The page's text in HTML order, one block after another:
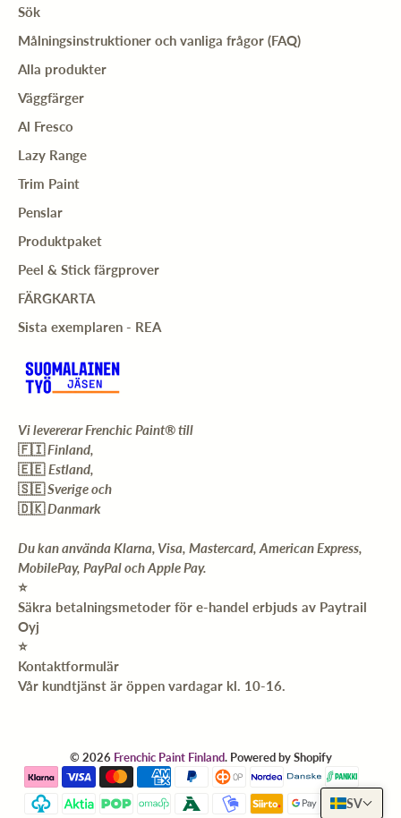
Sök
Målningsinstruktioner och vanliga frågor (FAQ)
Alla produkter
Väggfärger
Al Fresco
Lazy Range
Trim Paint
Penslar
Produktpaket
Peel & Stick färgprover
FÄRGKARTA
Sista exemplaren - REA
Vi levererar Frenchic Paint® till
🇫🇮Finland,
🇪🇪Estland,
🇸🇪Sverige och
🇩🇰Danmark
Du kan använda Klarna, Visa, Mastercard, American Express,
MobilePay, PayPal och Apple Pay.
⭐️
Säkra betalningsmetoder för e-handel erbjuds av Paytrail
Oyj
⭐️
Kontaktformulär
Vår kundtjänst är öppen vardagar kl. 10-16.
© 2026 Frenchic Paint Finland. Powered by Shopify
SV